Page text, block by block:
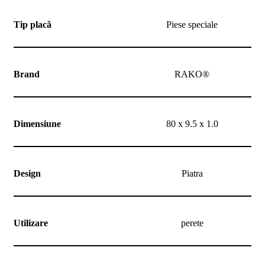
Devino
Tip placă Piese speciale
Brand RAKO®
Dimensiune 80 x 9.5 x 1.0
Design Piatra
Utilizare perete